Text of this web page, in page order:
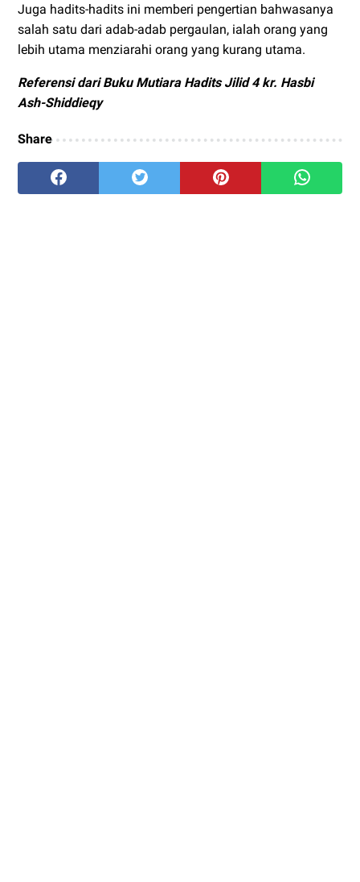
Juga hadits-hadits ini memberi pengertian bahwasanya
salah satu dari adab-adab pergaulan, ialah orang yang
lebih utama menziarahi orang yang kurang utama.
Referensi dari Buku Mutiara Hadits Jilid 4 kr. Hasbi
Ash-Shiddieqy
Share